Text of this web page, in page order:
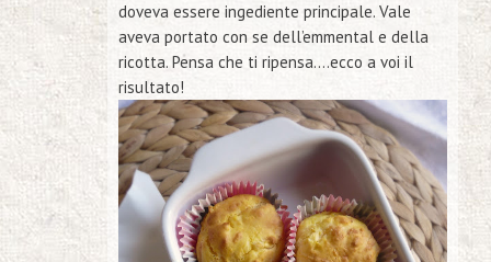
doveva essere ingediente principale. Vale
aveva portato con se dell’emmental e della
ricotta. Pensa che ti ripensa….ecco a voi il
risultato!